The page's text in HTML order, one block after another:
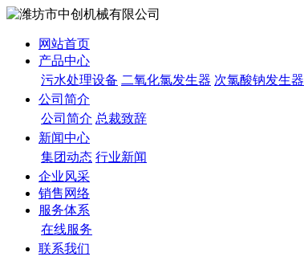
网站首页
产品中心
污水处理设备 二氧化氯发生器 次氯酸钠发生器
公司简介
公司简介 总裁致辞
新闻中心
集团动态 行业新闻
企业风采
销售网络
服务体系
在线服务
联系我们